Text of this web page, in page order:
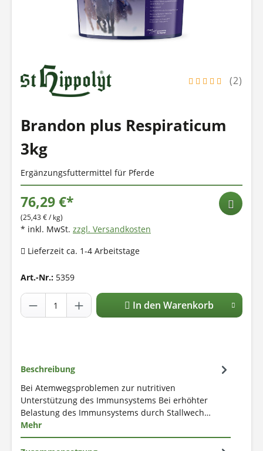
(2)
Brandon plus Respiraticum
3kg
Ergänzungsfuttermittel für Pferde
76,29 €*
(25,43 € / kg)
* inkl. MwSt. zzgl. Versandkosten
Lieferzeit ca. 1-4 Arbeitstage
Art.-Nr.: 5359
In den Warenkorb
Beschreibung
Bei Atemwegsproblemen zur nutritiven
Unterstützung des Immunsystems Bei erhöhter
Belastung des Immunsystems durch Stallwech…
Mehr